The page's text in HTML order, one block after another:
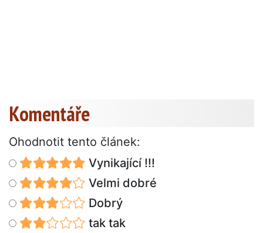
Komentáře
Ohodnotit tento článek:
Vynikající !!!
Velmi dobré
Dobrý
tak tak